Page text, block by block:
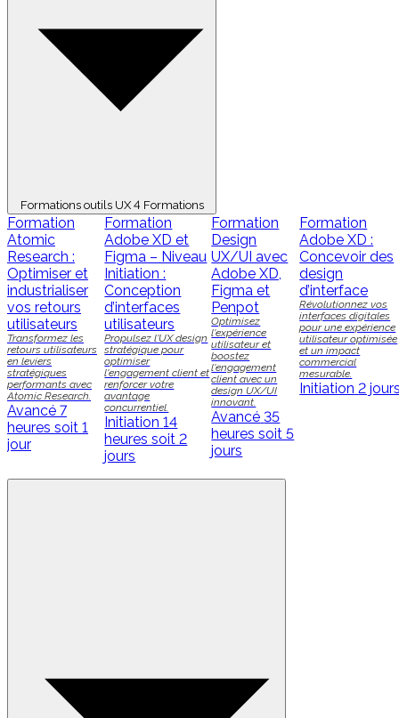
Formations outils UX 4 Formations
Formation
Atomic
Research :
Optimiser et
industrialiser
vos retours
utilisateurs
Transformez les
retours utilisateurs
en leviers
stratégiques
performants avec
Atomic Research.
Avancé 7
heures soit 1
jour
Formation
Adobe XD et
Figma – Niveau
Initiation :
Conception
d’interfaces
utilisateurs
Propulsez l'UX design
stratégique pour
optimiser
l'engagement client et
renforcer votre
avantage
concurrentiel.
Initiation 14
heures soit 2
jours
Formation
Design
UX/UI avec
Adobe XD,
Figma et
Penpot
Optimisez
l'expérience
utilisateur et
boostez
l'engagement
client avec un
design UX/UI
innovant.
Avancé 35
heures soit 5
jours
Formation
Adobe XD :
Concevoir des
design
d’interface
Révolutionnez vos
interfaces digitales
pour une expérience
utilisateur optimisée
et un impact
commercial
mesurable.
Initiation 2